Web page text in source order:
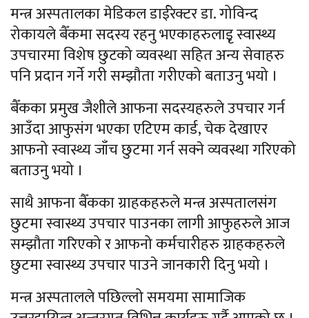
मन्त्र अस्पतालका मेडिकल डाईरेक्टर डा. गोविन्द
रोकायले बैँकमा सदस्य रहनु भएकाहरुलाइृ स्वास्थ्य
उपचारमा विशेष छुटको व्यवस्था सहित अन्य सेवाहरु
पनि प्रदान गर्ने गरी सम्झौता गरीएको बताउनु भयो ।
बैँकका प्रमुख जैशीले आफना सदस्यहरुले उपचार गर्न
आउँदा आफुसंग भएका एटिएम कार्ड, चेक देखाएर
आफनो स्वास्थ्य जाँच छुटमा गर्न सक्ने व्यवस्था गरिएको
बताउनु भयो ।
साथै आफना बैँकका ग्राहकहरुले मन्त्र अस्पतालसंग
छुटमा स्वास्थ्य उपचार पाउनका लागी आफुहरुले आज
सम्झौता गरिएको र आफनो कर्मचारीहरु ग्राहकहरुले
छुटमा स्वास्थ्य उपचार पाउने जानकारी दिनु भयो ।
मन्त्र अस्पतालले पछिल्लो समयमा सामाजिक